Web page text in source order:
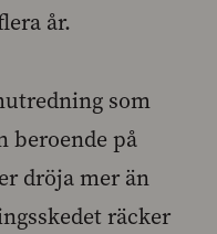
år.
som
beroende på
dröja mer än
räcker